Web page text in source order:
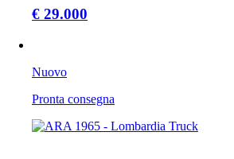
€ 29.000
Nuovo
Pronta consegna